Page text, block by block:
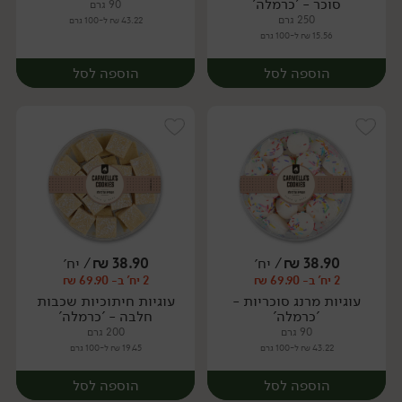
סוכר - 'כרמלה'
250 גרם
15.56 ₪ ל-100 גרם
הוספה לסל
יח׳
90 גרם
43.22 ₪ ל-100 גרם
הוספה לסל
יח׳
38.90
₪/ יח׳
2 יח' ב- 69.90 ₪
עוגיות מרנג סוכריות -
'כרמלה'
90 גרם
43.22 ₪ ל-100 גרם
הוספה לסל
38.90
₪/ יח׳
2 יח' ב- 69.90 ₪
עוגיות חיתוכיות שכבות
חלבה - 'כרמלה'
200 גרם
19.45 ₪ ל-100 גרם
הוספה לסל